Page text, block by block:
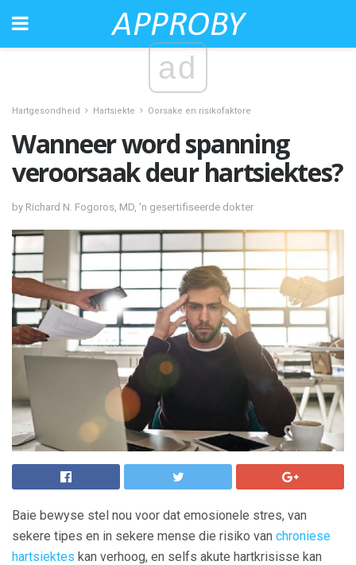
ad
Hartgesondheid Hartsiekte Oorsake en risikofaktore
Wanneer word spanning
veroorsaak deur hartsiektes?
by Richard N. Fogoros, MD, 'n gesertifiseerde dokter
Baie bewyse stel nou voor dat emosionele stres, van
sekere tipes en in sekere mense die risiko van chroniese
hartsiektes kan verhoog, en selfs akute hartkrisisse kan